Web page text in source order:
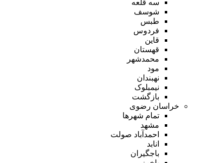
سه قلعه
شوسف
طبس
فردوس
قاین
قهستان
محمدشهر
مود
نهبندان
نیمبلوک
بازگشت
خراسان رضوی
تمام شهر‌ها
مشهد
احمدآباد صولت
انابد
باجگیران